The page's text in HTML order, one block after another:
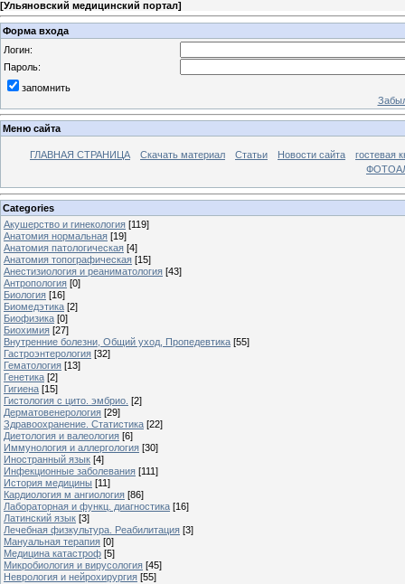
[Ульяновский медицинский портал]
Форма входа
Логин:
Пароль:
запомнить
Меню сайта
ГЛАВНАЯ СТРАНИЦА Скачать материал Статьи Новости сайта
гостевая
Categories
Акушерство и гинекология [119]
Анатомия нормальная [19]
Анатомия патологическая [4]
Анатомия топографическая [15]
Анестизиология и реаниматология [43]
Антропология [0]
Биология [16]
Биомедэтика [2]
Биофизика [0]
Биохимия [27]
Внутренние болезни, Общий уход, Пропедевтика [55]
Гастроэнтерология [32]
Гематология [13]
Генетика [2]
Гигиена [15]
Гистология с цито. эмбрио. [2]
Дерматовенерология [29]
Здравоохранение. Статистика [22]
Диетология и валеология [6]
Иммунология и аллергология [30]
Иностранный язык [4]
Инфекционные заболевания [111]
История медицины [11]
Кардиология м ангиология [86]
Лабораторная и функц. диагностика [16]
Латинский язык [3]
Лечебная физкультура. Реабилитация [3]
Мануальная терапия [0]
Медицина катастроф [5]
Микробиология и вирусология [45]
Неврология и нейрохирургия [55]